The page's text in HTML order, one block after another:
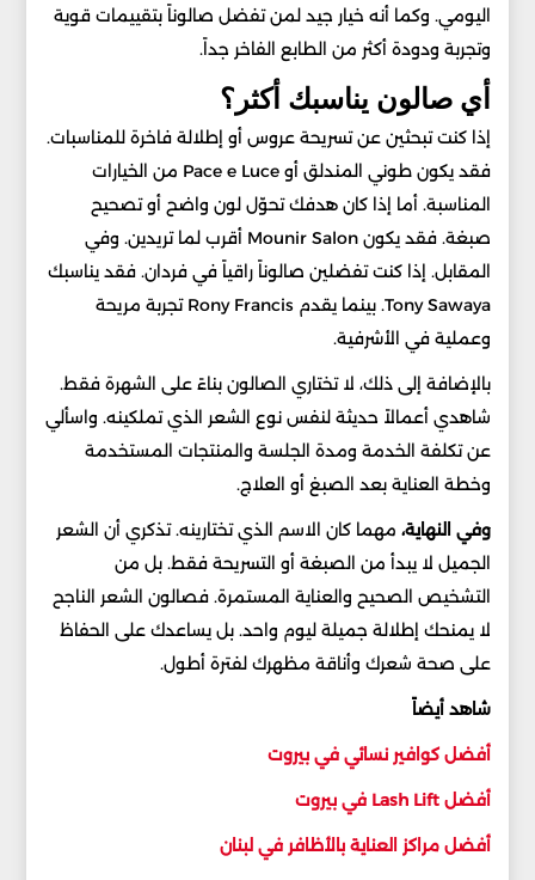
اليومي. وكما أنه خيار جيد لمن تفضل صالوناً بتقييمات قوية
وتجربة ودودة أكثر من الطابع الفاخر جداً.
أي صالون يناسبك أكثر؟
إذا كنت تبحثين عن تسريحة عروس أو إطلالة فاخرة للمناسبات.
فقد يكون طوني المندلق أو Pace e Luce من الخيارات
المناسبة. أما إذا كان هدفك تحوّل لون واضح أو تصحيح
صبغة. فقد يكون Mounir Salon أقرب لما تريدين. وفي
المقابل. إذا كنت تفضلين صالوناً راقياً في فردان. فقد يناسبك
Tony Sawaya. بينما يقدم Rony Francis تجربة مريحة
وعملية في الأشرفية.
بالإضافة إلى ذلك، لا تختاري الصالون بناءً على الشهرة فقط.
شاهدي أعمالاً حديثة لنفس نوع الشعر الذي تملكينه. واسألي
عن تكلفة الخدمة ومدة الجلسة والمنتجات المستخدمة
وخطة العناية بعد الصبغ أو العلاج.
وفي النهاية، مهما كان الاسم الذي تختارينه. تذكري أن الشعر
الجميل لا يبدأ من الصبغة أو التسريحة فقط. بل من
التشخيص الصحيح والعناية المستمرة. فصالون الشعر الناجح
لا يمنحك إطلالة جميلة ليوم واحد. بل يساعدك على الحفاظ
على صحة شعرك وأناقة مظهرك لفترة أطول.
شاهد أيضاً
أفضل كوافير نسائي في بيروت
أفضل Lash Lift في بيروت
أفضل مراكز العناية بالأظافر في لبنان